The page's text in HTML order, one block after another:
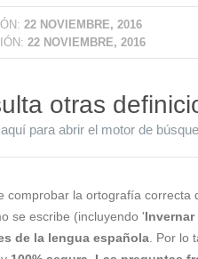
22 NOVIEMBRE, 2016
22 NOVIEMBRE, 2016
otras
para abrir el motor de
comprobar la ortografía correcta
se escribe (incluyendo '
de la lengua española . Por